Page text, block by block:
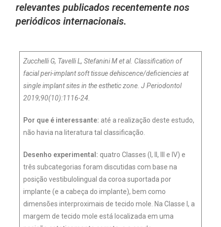
relevantes publicados recentemente nos
periódicos internacionais.
Zucchelli G, Tavelli L, Stefanini M et al. Classification of
facial peri-implant soft tissue dehiscence/deficiencies at
single implant sites in the esthetic zone. J Periodontol
2019;90(10):1116-24.
Por que é interessante: até a realização deste estudo,
não havia na literatura tal classificação.
Desenho experimental: quatro Classes (I, II, III e IV) e
três subcategorias foram discutidas com base na
posição vestibulolingual da coroa suportada por
implante (e a cabeça do implante), bem como
dimensões interproximais de tecido mole. Na Classe I, a
margem de tecido mole está localizada em uma